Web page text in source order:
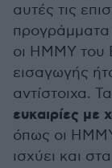
αυτές τις
οι ΗΜΜΥ του
εισαγωγής
αντίστοιχα.
ευκαιρίες με
όπως οι
ισχύει και